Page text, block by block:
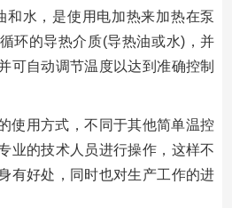
和水，是使用电加热来加热在泵
环的导热介质(导热油或水)，并
可自动调节温度以达到准确控制
使用方式，不同于其他简单温控
业的技术人员进行操作，这样不
有好处，同时也对生产工作的进